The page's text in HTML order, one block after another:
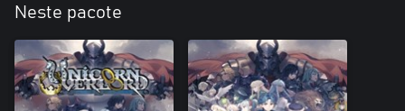
Neste pacote